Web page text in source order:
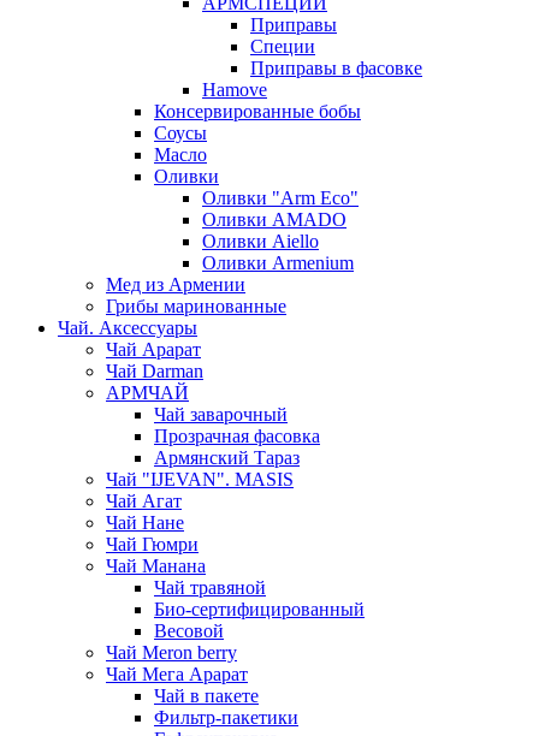
Приправы
Специи
Приправы в фасовке
Hamove
Консервированные бобы
Соусы
Масло
Оливки
Оливки "Arm Eco"
Оливки AMADO
Оливки Aiello
Оливки Armenium
Мед из Армении
Грибы маринованные
Чай. Аксессуары
Чай Арарат
Чай Darman
АРМЧАЙ
Чай заварочный
Прозрачная фасовка
Армянский Тараз
Чай "IJEVAN". MASIS
Чай Агат
Чай Нане
Чай Гюмри
Чай Манана
Чай травяной
Био-сертифицированный
Весовой
Чай Meron berry
Чай Мега Арарат
Чай в пакете
Фильтр-пакетики